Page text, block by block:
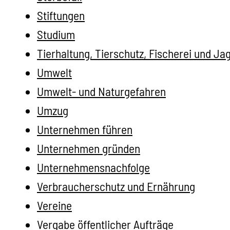
Stiftungen
Studium
Tierhaltung, Tierschutz, Fischerei und
Umwelt
Umwelt- und Naturgefahren
Umzug
Unternehmen führen
Unternehmen gründen
Unternehmensnachfolge
Verbraucherschutz und Ernährung
Vereine
Vergabe öffentlicher Aufträge